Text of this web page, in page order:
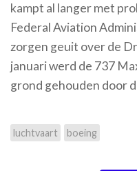
kampt al langer met
Federal Aviation
zorgen geuit over de
januari werd de 737
grond gehouden door
luchtvaart boeing